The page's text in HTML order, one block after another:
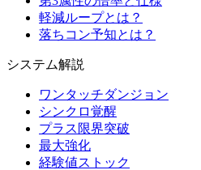
軽減ループとは？
落ちコン予知とは？
システム解説
ワンタッチダンジョン
シンクロ覚醒
プラス限界突破
最大強化
経験値ストック